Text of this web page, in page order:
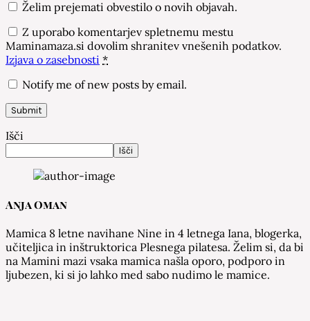
Želim prejemati obvestilo o novih objavah.
Z uporabo komentarjev spletnemu mestu
Maminamaza.si dovolim shranitev vnešenih podatkov.
Izjava o zasebnosti *
Notify me of new posts by email.
Išči
Išči
Anja Oman
Mamica 8 letne navihane Nine in 4 letnega Iana, blogerka,
učiteljica in inštruktorica Plesnega pilatesa. Želim si, da bi
na Mamini mazi vsaka mamica našla oporo, podporo in
ljubezen, ki si jo lahko med sabo nudimo le mamice.